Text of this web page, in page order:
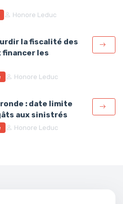
Honore Leduc
la fiscalité des
financer les
Honore Leduc
: date limite
aux sinistrés
Honore Leduc